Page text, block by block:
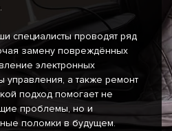
специалисты проводят ряд
замену повреждённых
электронных
управления, а также ремонт
подход помогает не
проблемы, но и
поломки в будущем.